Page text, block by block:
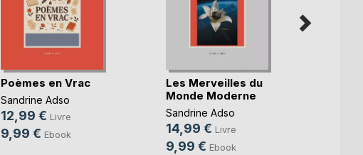
Poèmes en Vrac
Sandrine Adso
12,99 € Livre
9,99 € Ebook
Les Merveilles du
Monde Moderne
Sandrine Adso
14,99 € Livre
9,99 € Ebook